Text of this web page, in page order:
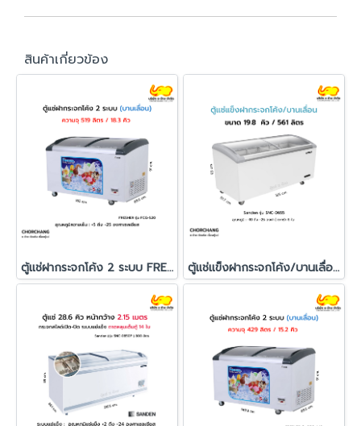
สินค้าเกี่ยวข้อง
ตู้แช่ฝากระจกโค้ง 2 ระบบ FRESHER รุ่น FCG-520 ตู้แช่แข็งฝากระจกโค้ง/บานเลื่อน Sanden รุ่น SNC-0655